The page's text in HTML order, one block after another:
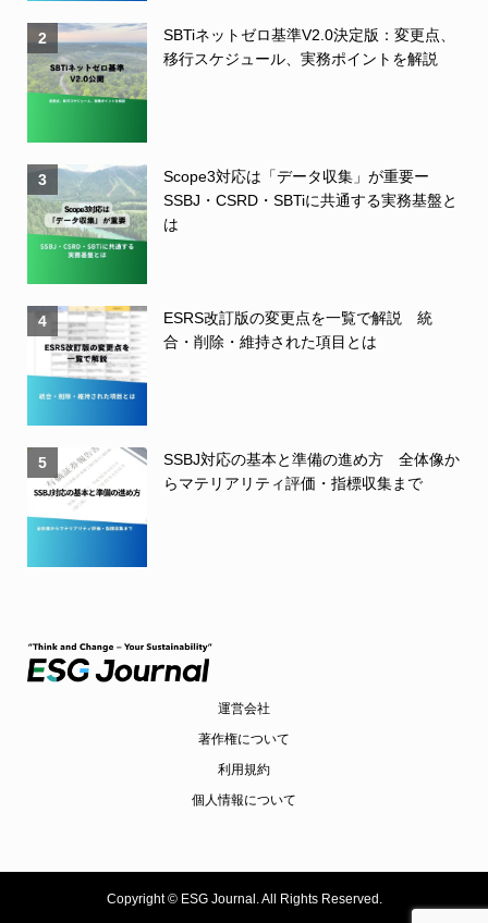
2
SBTiネットゼロ基準V2.0決定版：変更点、
移行スケジュール、実務ポイントを解説
3
Scope3対応は「データ収集」が重要ー
SSBJ・CSRD・SBTiに共通する実務基盤と
は
4
ESRS改訂版の変更点を一覧で解説 統
合・削除・維持された項目とは
5
SSBJ対応の基本と準備の進め方 全体像か
らマテリアリティ評価・指標収集まで
運営会社
著作権について
利用規約
個人情報について
Copyright ©ESG Journal. All Rights Reserved.